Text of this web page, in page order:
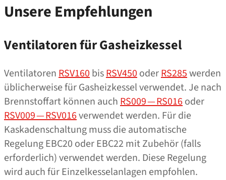
Unsere Empfehlungen
Ventilatoren für Gasheizkessel
VentilatorenRSV160bisRSV450oderRS285werden
üblicherweise für Gasheizkessel verwendet. Je nach
Brennstoffart können auchRS009 — RS016oder
RSV009 — RSV016verwendet werden. Für die
Kaskadenschaltung muss die automatische
Regelung EBC20 oder EBC22 mit Zubehör (falls
erforderlich) verwendet werden. Diese Regelung
wird auch für Einzelkesselanlagen empfohlen.